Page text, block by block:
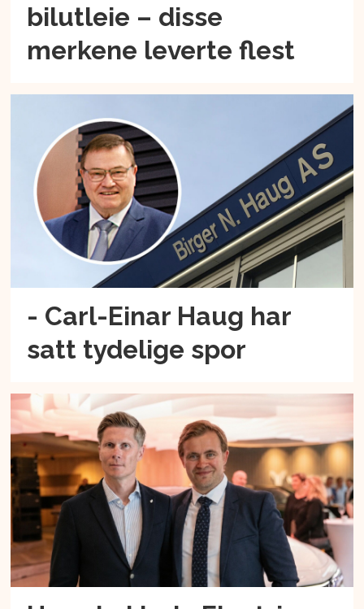
bilutleie – disse
merkene leverte flest
- Carl-Einar Haug har
satt tydelige spor